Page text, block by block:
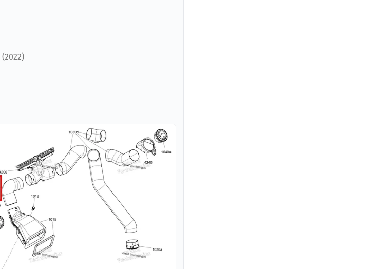
(2022)